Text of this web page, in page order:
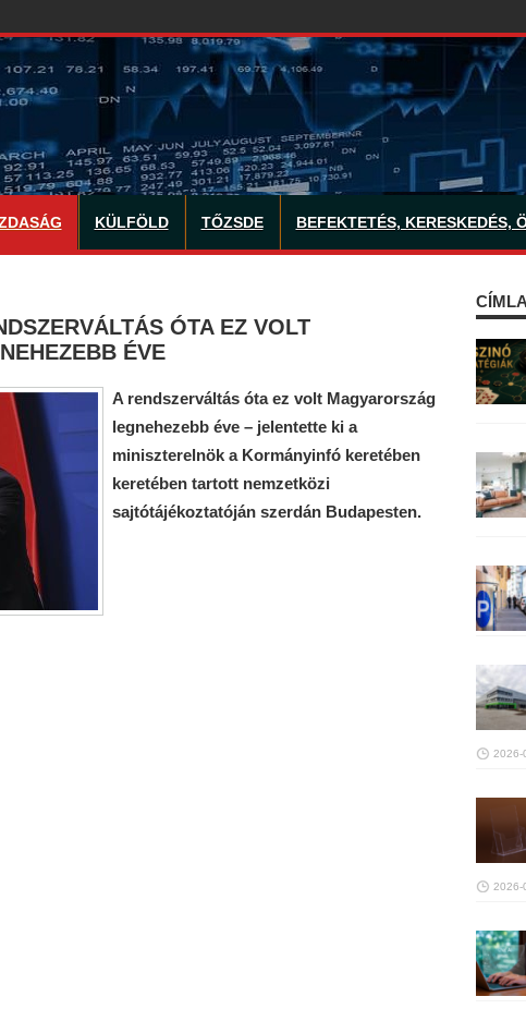
KÜLFÖLD TŐZSDE BEFEKTETÉS, KERESKEDÉS,
ÓTA EZ VOLT
ÉVE
A rendszerváltás óta ez volt Magyarország
legnehezebb éve – jelentette ki a
miniszterelnök a Kormányinfó keretében
keretében tartott nemzetközi
sajtótájékoztatóján szerdán Budapesten.
2026-
2026-